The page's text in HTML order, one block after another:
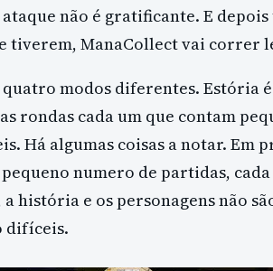
não é gratificante. E d
tiverem, ManaCollect vai correr
modos diferentes. Estória
rondas cada um que contam
Há algumas coisas a notar. Em
numero de partidas,
história e os personagens não
difíceis.